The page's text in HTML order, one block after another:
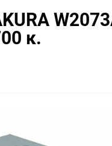
Canon
к.